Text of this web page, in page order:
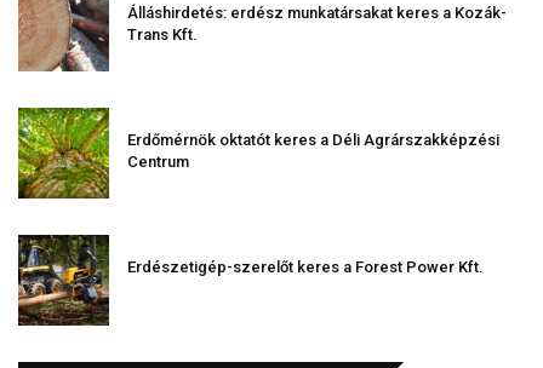
Álláshirdetés: erdész munkatársakat keres a Kozák-
Trans Kft.
Erdőmérnök oktatót keres a Déli Agrárszakképzési
Centrum
Erdészetigép-szerelőt keres a Forest Power Kft.